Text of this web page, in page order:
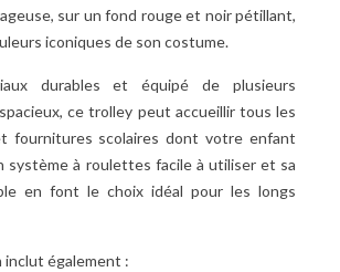
sur un fond rouge et noir pétillant,
iconiques de son costume.
durables et équipé de plusieurs
ce trolley peut accueillir tous les
fournitures scolaires dont votre enfant
système à roulettes facile à utiliser et sa
en font le choix idéal pour les longs
également :